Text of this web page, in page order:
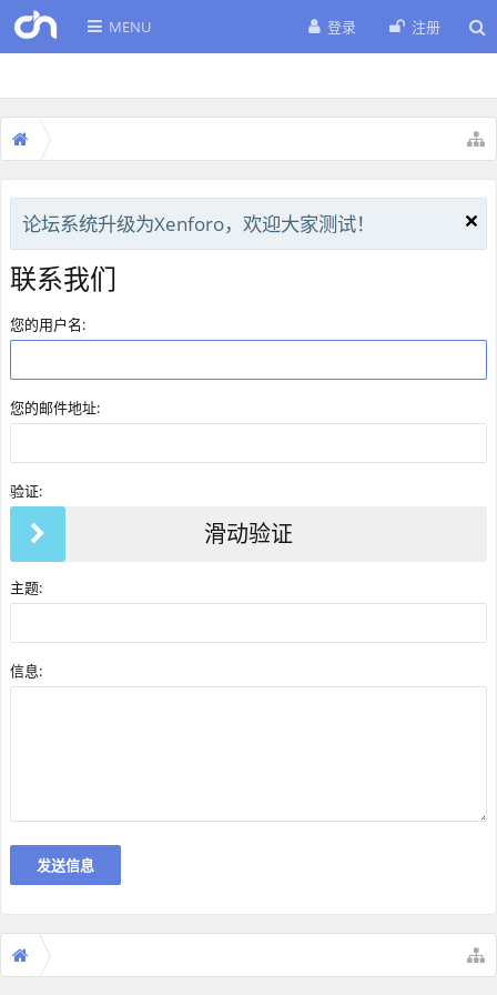
MENU 登录 注册
论坛系统升级为Xenforo，欢迎大家测试！
联系我们
您的用户名:
您的邮件地址:
验证:
滑动验证
主题:
信息: